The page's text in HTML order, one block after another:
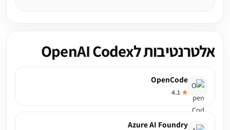
אלטרנטיבות לOpenAI Codex
OpenCode
★
Azure AI Foundry